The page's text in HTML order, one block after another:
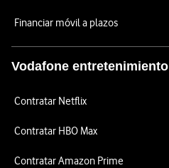
Financiar móvil a plazos
Vodafone entretenimiento
Contratar Netflix
Contratar HBO Max
Contratar Amazon Prime